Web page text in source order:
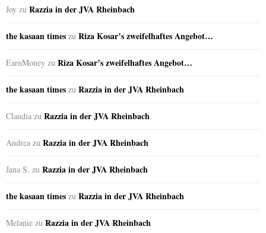
Joy zu Razzia in der JVA Rheinbach
the kasaan times zu Riza Kosar’s zweifelhaftes Angebot…
EarnMoney zu Riza Kosar’s zweifelhaftes Angebot…
the kasaan times zu Razzia in der JVA Rheinbach
Claudia zu Razzia in der JVA Rheinbach
Andrea zu Razzia in der JVA Rheinbach
Jana S. zu Razzia in der JVA Rheinbach
the kasaan times zu Razzia in der JVA Rheinbach
Melanie zu Razzia in der JVA Rheinbach